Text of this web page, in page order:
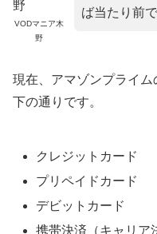
VODマニア木
野
ば当たり前
現在、アマゾンプライ
下の通りです。
クレジットカード
プリペイドカード
デビットカード
携帯決済（キャリア